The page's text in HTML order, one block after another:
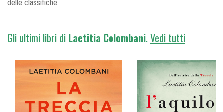
delle classifiche.
Gli ultimi libri di Laetitia Colombani.Vedi tutti